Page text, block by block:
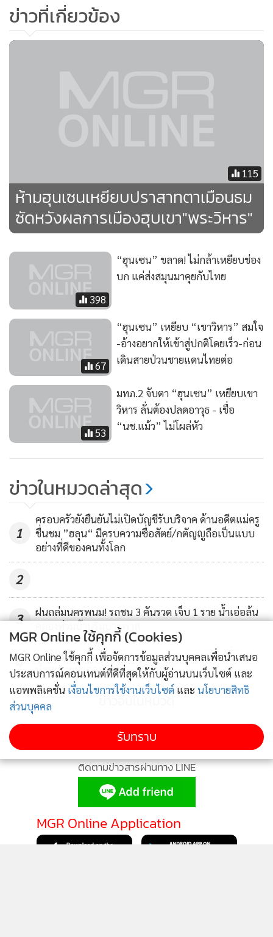
ญี่ปุ่น
• News1
• Gotomanager
ข่าวที่เกี่ยวข้อง
115
ห้ามฮุนเซนเหยียบปราสาทตาเมือนธม
ซัดหวังผลการเมืองฮุบเขา"พระวิหาร"
398
“ฮุนเซน” ขลาด! ไม่กล้าเหยียบช่อง
บก แค่ส่งสมุนมาคุยกับไทย
67
“ฮุนเซน” เหยียบ “เขาวิหาร” สมใจ
-อ้างอยากให้เข้าสู่ปกติโดยเร็ว-ก่อน
เดินสายป่วนชายแดนไทยต่อ
53
มทภ.2 จับตา “ฮุนเซน” เหยียบเขา
วิหาร ลั่นต้องปลดอาวุธ - เชื่อ
“นช.แม้ว” ไม่โผล่หัว
ข่าวในหมวดล่าสุด
1
ครอบครัวยังยืนยันไม่เปิดบัญชีรับบริจาค ด้านอดีตแม่ครู
ชื่นชม ”ฮลุน“ มีครบความซื่อสัตย์/กตัญญูถือเป็นแบบ
อย่างที่ดีของคนทั้งโลก
2
3
ฝนถล่มนครพนม! รถชน 3 คันรวด เจ็บ 1 ราย น้ำเอ่อล้น
คลองท่วมบ้านริมบายพาส
4
(คลิป)เมืองนครพนมจมบาดาล เทศบาลระดมเครื่องสูบ
น้ำระบายน้ำออก
ติดตามข่าวสารผ่านทาง LINE
MGR Online Application
MGR Online ใช้คุกกี้ (Cookies)
MGR Online ใช้คุกกี้ เพื่อจัดการข้อมูลส่วนบุคคลเพื่อนำเสนอ
ประสบการณ์คอนเทนต์ที่ดีที่สุดให้กับผู้อ่านบนเว็บไซต์ และ
แอพพลิเคชั่น เงื่อนไขการใช้งานเว็บไซต์ และ นโยบายสิทธิ
ส่วนบุคคล
รับทราบ